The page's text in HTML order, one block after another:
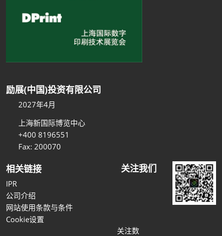
励展(中国)投资有限公司
2027年4月
上海新国际博览中心
+400 8196551
Fax: 200070
相关链接
IPR
公司介绍
网站使用条款与条件
Cookie设置
关注我们
关注数